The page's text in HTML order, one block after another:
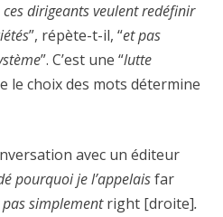
dirigeants veulent redéfinir
”, répète-t-il, “et pas
”. C’est une “lutte
le choix des mots détermine
avec un éditeur
pourquoi je l’appelaisfar
simplementright [droite].